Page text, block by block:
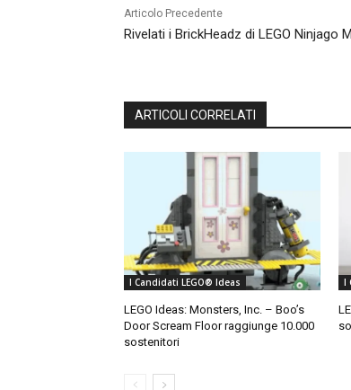
Articolo Precedente
Rivelati i BrickHeadz di LEGO Ninjago
ARTICOLI CORRELATI
I Candidati LEGO® Ideas
LEGO Ideas: Monsters, Inc. – Boo’s
Door Scream Floor raggiunge 10.000
sostenitori
I